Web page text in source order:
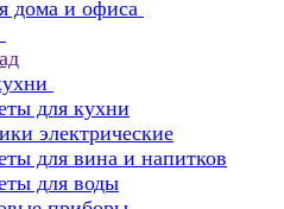
дома и офиса
для кухни
электрические
для вина и напитков
для воды